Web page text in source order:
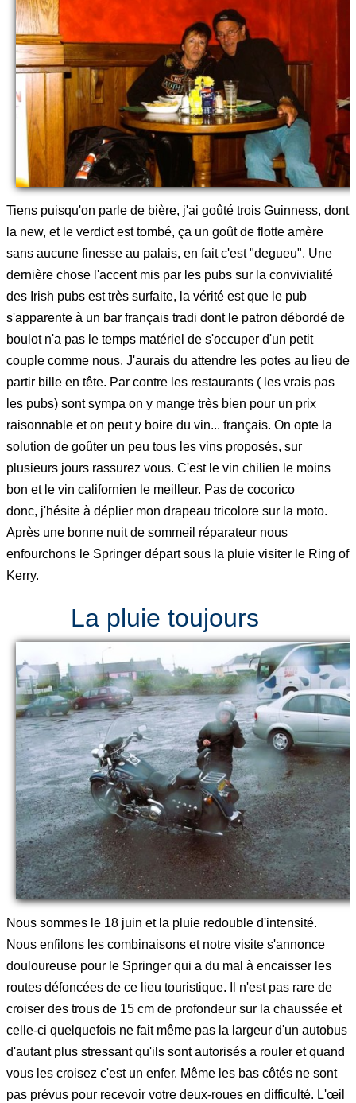
Tiens puisqu'on parle de bière, j'ai goûté trois Guinness, dont
la new, et le verdict est tombé, ça un goût de flotte amère
sans aucune finesse au palais, en fait c'est "degueu". Une
dernière chose l'accent mis par les pubs sur la convivialité
des Irish pubs est très surfaite, la vérité est que le pub
s'apparente à un bar français tradi dont le patron débordé de
boulot n'a pas le temps matériel de s'occuper d'un petit
couple comme nous. J'aurais du attendre les potes au lieu de
partir bille en tête. Par contre les restaurants ( les vrais pas
les pubs) sont sympa on y mange très bien pour un prix
raisonnable et on peut y boire du vin... français. On opte la
solution de goûter un peu tous les vins proposés, sur
plusieurs jours rassurez vous. C'est le vin chilien le moins
bon et le vin californien le meilleur. Pas de cocorico
donc, j'hésite à déplier mon drapeau tricolore sur la moto.
Après une bonne nuit de sommeil réparateur nous
enfourchons le Springer départ sous la pluie visiter le Ring of
Kerry.
La pluie toujours
Nous sommes le 18 juin et la pluie redouble d'intensité.
Nous enfilons les combinaisons et notre visite s'annonce
douloureuse pour le Springer qui a du mal à encaisser les
routes défoncées de ce lieu touristique. Il n'est pas rare de
croiser des trous de 15 cm de profondeur sur la chaussée et
celle-ci quelquefois ne fait même pas la largeur d'un autobus
d'autant plus stressant qu'ils sont autorisés a rouler et quand
vous les croisez c'est un enfer. Même les bas côtés ne sont
pas prévus pour recevoir votre deux-roues en difficulté. L'œil